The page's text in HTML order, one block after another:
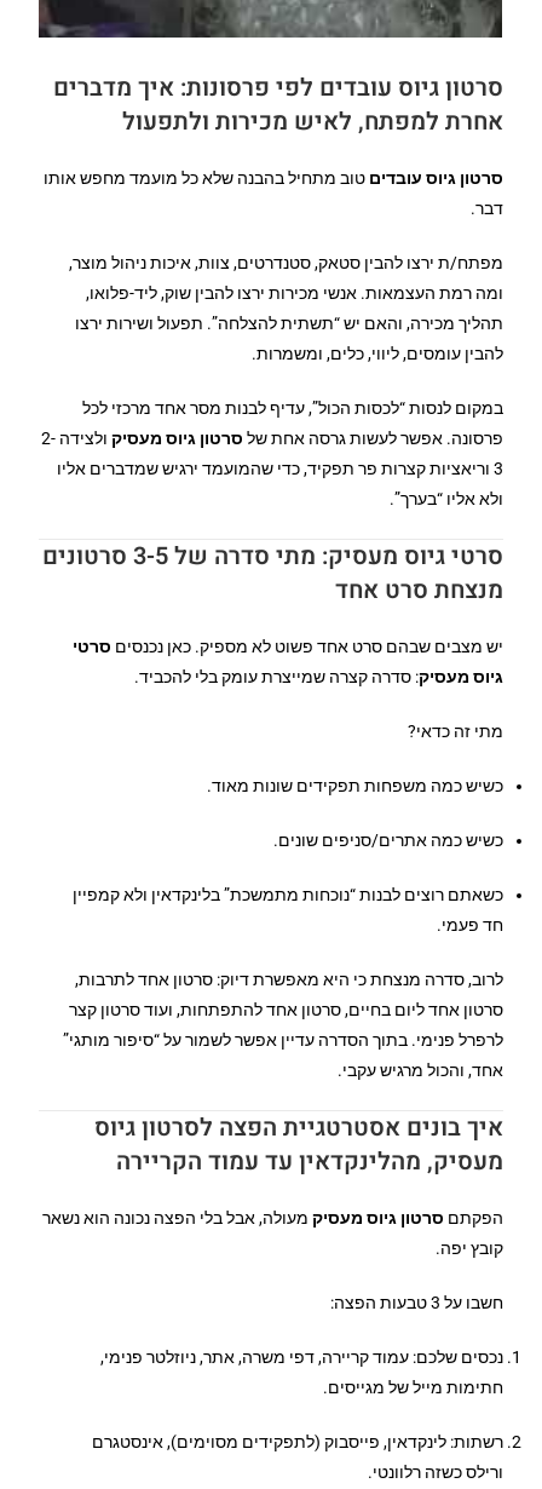
סרטון גיוס עובדים לפי פרסונות: איך מדברים
אחרת למפתח, לאיש מכירות ולתפעול
סרטון גיוס עובדים טוב מתחיל בהבנה שלא כל מועמד מחפש אותו
דבר.
מפתח/ת ירצו להבין סטאק, סטנדרטים, צוות, איכות ניהול מוצר,
ומה רמת העצמאות. אנשי מכירות ירצו להבין שוק, ליד-פלואו,
תהליך מכירה, והאם יש “תשתית להצלחה”. תפעול ושירות ירצו
להבין עומסים, ליווי, כלים, ומשמרות.
במקום לנסות “לכסות הכול”, עדיף לבנות מסר אחד מרכזי לכל
פרסונה. אפשר לעשות גרסה אחת של סרטון גיוס מעסיק
ולצידה 2-
3 וריאציות קצרות פר תפקיד, כדי שהמועמד ירגיש שמדברים אליו
ולא אליו “בערך”.
סרטי גיוס מעסיק: מתי סדרה של 3-5 סרטונים
מנצחת סרט אחד
יש מצבים שבהם סרט אחד פשוט לא מספיק. כאן נכנסים סרטי
גיוס מעסיק: סדרה קצרה שמייצרת עומק בלי להכביד.
מתי זה כדאי?
כשיש כמה משפחות תפקידים שונות מאוד.
כשיש כמה אתרים/סניפים שונים.
כשאתם רוצים לבנות “נוכחות מתמשכת” בלינקדאין ולא קמפיין
חד פעמי.
לרוב, סדרה מנצחת כי היא מאפשרת דיוק: סרטון אחד לתרבות,
סרטון אחד ליום בחיים, סרטון אחד להתפתחות, ועוד סרטון קצר
לרפרל פנימי. בתוך הסדרה עדיין אפשר לשמור על “סיפור מותגי”
אחד, והכול מרגיש עקבי.
איך בונים אסטרטגיית הפצה לסרטון גיוס
מעסיק, מהלינקדאין עד עמוד הקריירה
הפקתם סרטון גיוס מעסיק מעולה, אבל בלי הפצה נכונה הוא נשאר
קובץ יפה.
חשבו על 3 טבעות הפצה:
נכסים שלכם: עמוד קריירה, דפי משרה, אתר, ניוזלטר פנימי,
חתימות מייל של מגייסים.
רשתות: לינקדאין, פייסבוק (לתפקידים מסוימים), אינסטגרם
ורילס כשזה רלוונטי.